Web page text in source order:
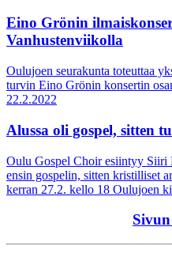
Eino Grönin
Vanhustenviikolla
Oulujoen seurakunta toteuttaa
turvin Eino Grönin konsertin
22.2.2022
Alussa oli gospel, sitten
Oulu Gospel Choir esiintyy
ensin gospelin, sitten kristilliset
kerran 27.2. kello 18 Oulujoen